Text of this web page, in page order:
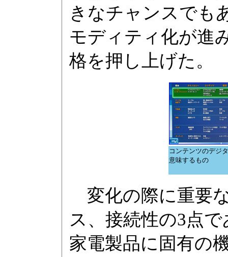
きなチャンスでも
モディティ化が進
格を押し上げた。
コンテンツのデジ
意味するもの
変化の際に重要
ス、接続性の3点
家電製品に固有の